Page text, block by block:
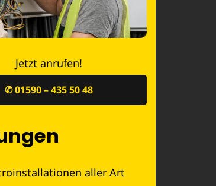
Jetzt anrufen!
✆ 01590 – 435 50 48
aller Art